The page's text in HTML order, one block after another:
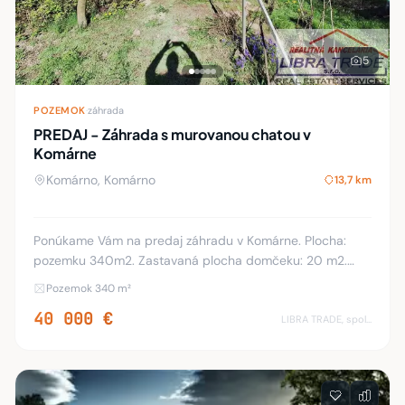
5
POZEMOK záhrada
PREDAJ - Záhrada s murovanou chatou v
Komárne
Komárno, Komárno 13,7 km
Ponúkame Vám na predaj záhradu v Komárne. Plocha:
pozemku 340m2. Zastavaná plocha domčeku: 20 m2.
Podpivničenie: 20 m2. Rovinatý pozemok. Na pozemku sa
Pozemok 340 m²
40 000 € LIBRA TRADE, spol.s.r.o.